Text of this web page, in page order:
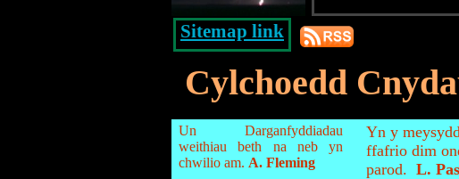
Sitemap link
Cylchoedd
Un Darganfyddiadau
weithiau beth na neb yn
chwilio am. A. Fleming
Yn y
ffafrio dim
parod. L.